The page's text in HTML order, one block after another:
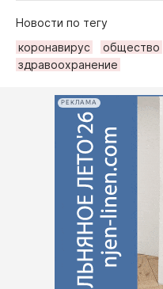
Новости по тегу
коронавирус
общество
здравоохранение
РЕКЛАМА